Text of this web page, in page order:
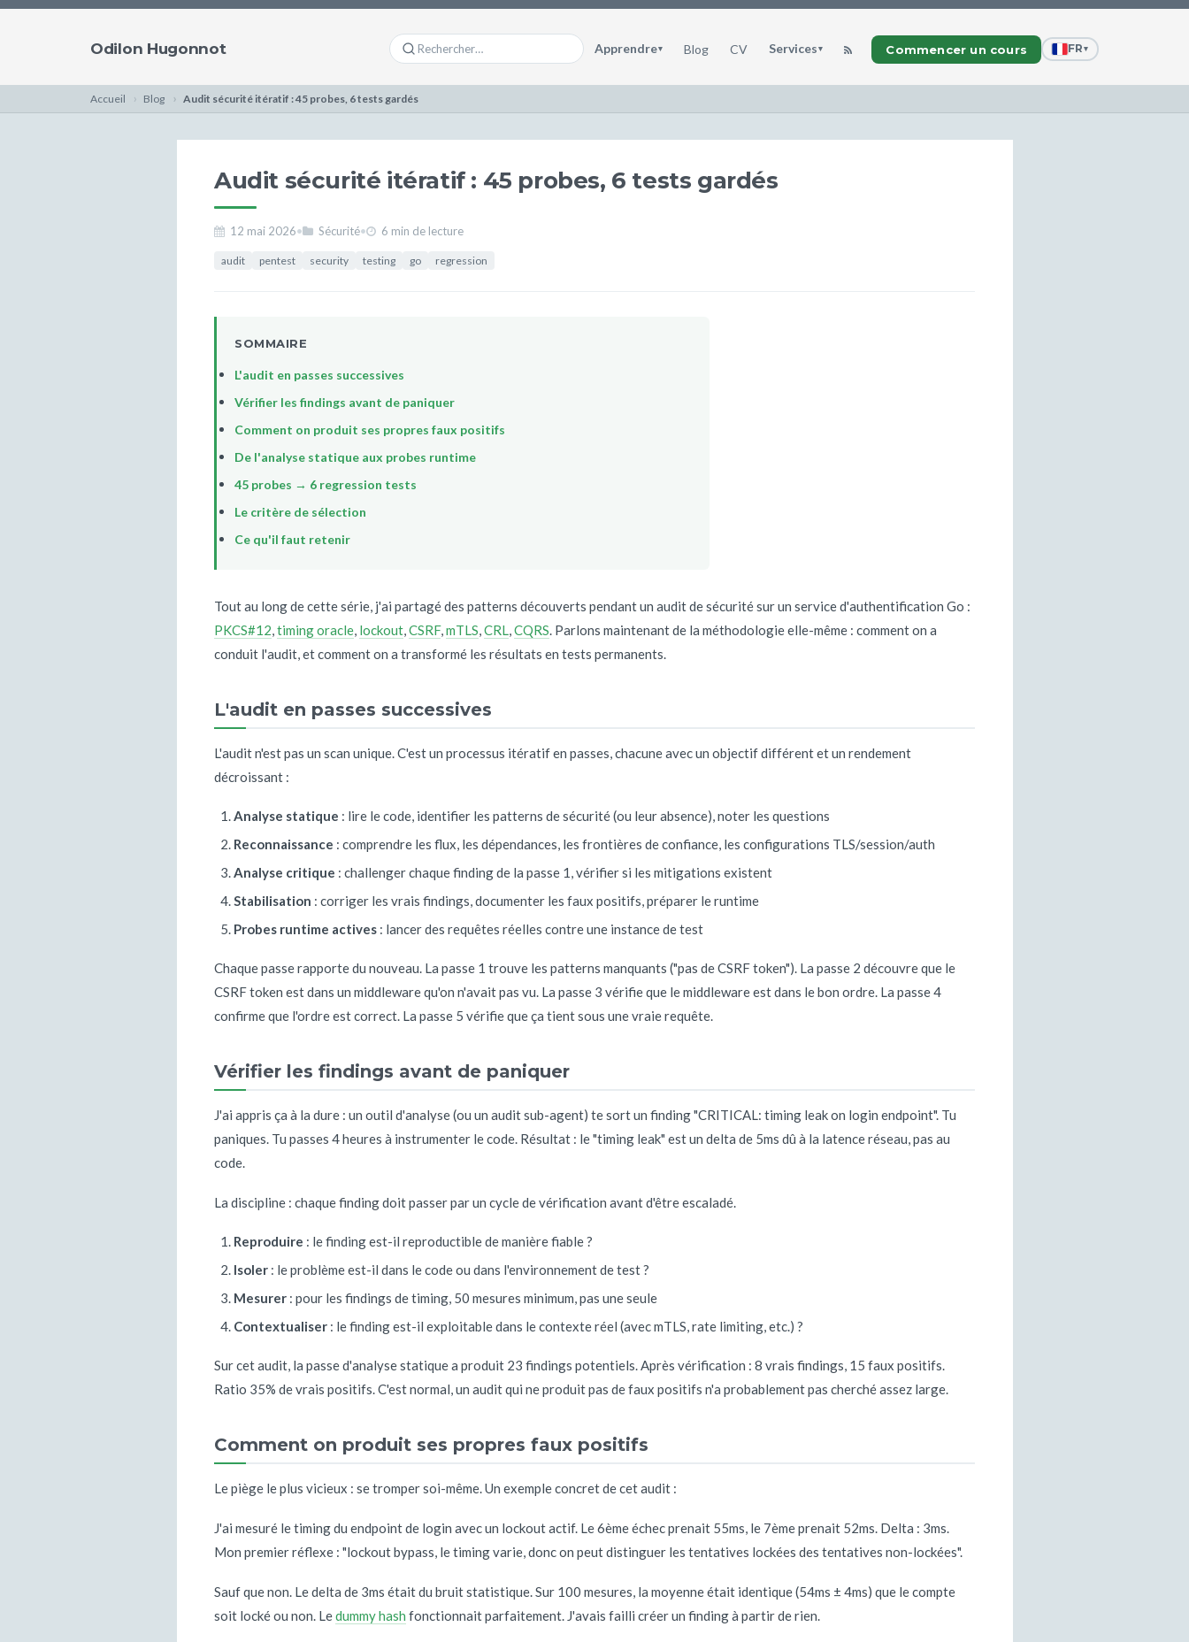
Odilon Hugonnot Apprendre▾ Blog CV Services ▾ Commencer un cours FR▾
Accueil Blog Audit sécurité itératif : 45 probes, 6 tests gardés
Audit sécurité itératif : 45 probes, 6 tests gardés
12 mai 2026• Sécurité• 6 min de lecture
audit pentest security testing go regression
SOMMAIRE
L'audit en passes successives
Vérifier les findings avant de paniquer
Comment on produit ses propres faux positifs
De l'analyse statique aux probes runtime
45 probes → 6 regression tests
Le critère de sélection
Ce qu'il faut retenir
Tout au long de cette série, j'ai partagé des patterns découverts pendant un audit de sécurité sur un service d'authentification Go :
PKCS#12,timing oracle, lockout,CSRF,mTLS,CRL,CQRS. Parlons maintenant de la méthodologie elle-même : comment on a
conduit l'audit, et comment on a transformé les résultats en tests permanents.
L'audit en passes successives
L'audit n'est pas un scan unique. C'est un processus itératif en passes, chacune avec un objectif différent et un rendement
décroissant :
Analyse statique : lire le code, identifier les patterns de sécurité (ou leur absence), noter les questions
Reconnaissance : comprendre les flux, les dépendances, les frontières de confiance, les configurations TLS/session/auth
Analyse critique : challenger chaque finding de la passe 1, vérifier si les mitigations existent
Stabilisation : corriger les vrais findings, documenter les faux positifs, préparer le runtime
Probes runtime actives : lancer des requêtes réelles contre une instance de test
Chaque passe rapporte du nouveau. La passe 1 trouve les patterns manquants ("pas de CSRF token"). La passe 2 découvre que le
CSRF token est dans un middleware qu'on n'avait pas vu. La passe 3 vérifie que le middleware est dans le bon ordre. La passe 4
confirme que l'ordre est correct. La passe 5 vérifie que ça tient sous une vraie requête.
Vérifier les findings avant de paniquer
J'ai appris ça à la dure : un outil d'analyse (ou un audit sub-agent) te sort un finding "CRITICAL: timing leak on login endpoint". Tu
paniques. Tu passes 4 heures à instrumenter le code. Résultat : le "timing leak" est un delta de 5ms dû à la latence réseau, pas au
code.
La discipline : chaque finding doit passer par un cycle de vérification avant d'être escaladé.
Reproduire : le finding est-il reproductible de manière fiable ?
Isoler : le problème est-il dans le code ou dans l'environnement de test ?
Mesurer : pour les findings de timing, 50 mesures minimum, pas une seule
Contextualiser : le finding est-il exploitable dans le contexte réel (avec mTLS, rate limiting, etc.) ?
Sur cet audit, la passe d'analyse statique a produit 23 findings potentiels. Après vérification : 8 vrais findings, 15 faux positifs.
Ratio 35% de vrais positifs. C'est normal, un audit qui ne produit pas de faux positifs n'a probablement pas cherché assez large.
Comment on produit ses propres faux positifs
Le piège le plus vicieux : se tromper soi-même. Un exemple concret de cet audit :
J'ai mesuré le timing du endpoint de login avec un lockout actif. Le 6ème échec prenait 55ms, le 7ème prenait 52ms. Delta : 3ms.
Mon premier réflexe : "lockout bypass, le timing varie, donc on peut distinguer les tentatives lockées des tentatives non-lockées".
Sauf que non. Le delta de 3ms était du bruit statistique. Sur 100 mesures, la moyenne était identique (54ms ± 4ms) que le compte
soit locké ou non. Ledummy hash fonctionnait parfaitement. J'avais failli créer un finding à partir de rien.